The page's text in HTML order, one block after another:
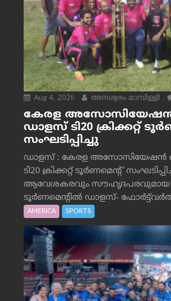
Aug 4, 2026 അനശ്വരം മാമ്പിള്ളി
കേരള
ഡാളസ് ടി20 ക്രിക്കറ്റ്
സംഘടിപ്പിച്ചു
ഡാളസ് : കേരള
ടി20 ക്രിക്കറ്റ് ടൂർണമെന്റ്
ആവേശകരവും
ടൂർണമെന്റിൽ ഡാളസ്-
AMERICA SPORTS